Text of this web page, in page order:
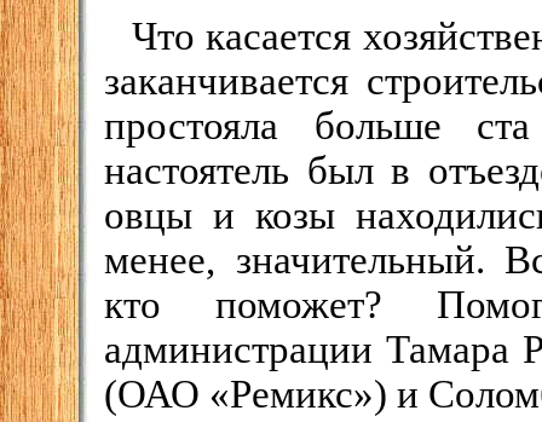
Что касается
заканчивается
простояла больше
настоятель был в
овцы и козы
менее, значительный.
кто поможет?
администрации Тамара
(ОАО «Ремикс») и